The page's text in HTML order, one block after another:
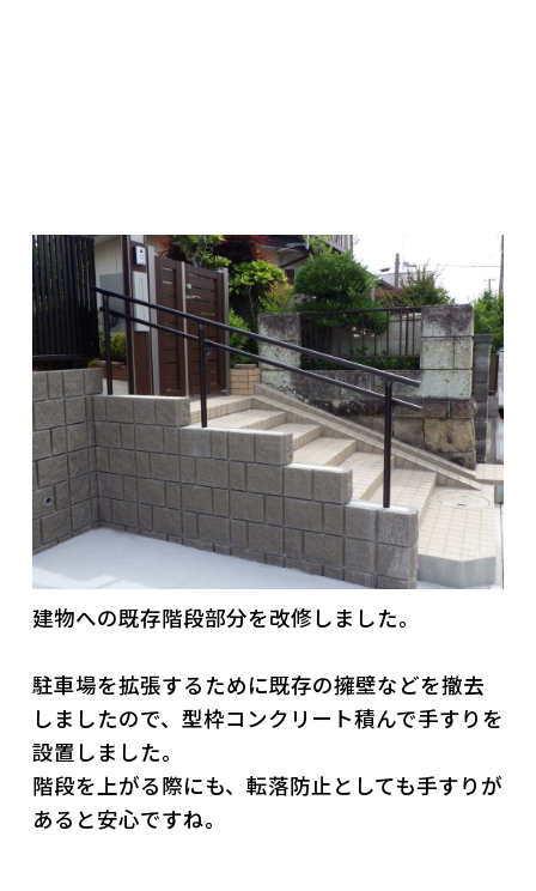
建物への既存階段部分を改修しました。
駐車場を拡張するために既存の擁壁などを撤去
しましたので、型枠コンクリート積んで手すりを
設置しました。
階段を上がる際にも、転落防止としても手すりが
あると安心ですね。